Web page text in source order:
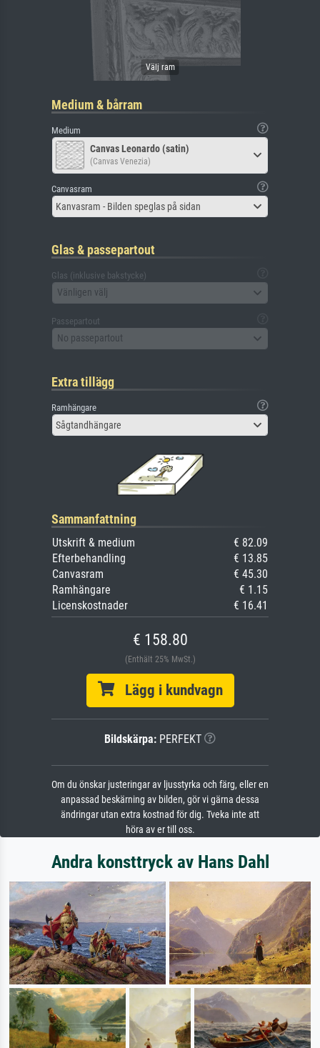
Medium & bårram
Medium
Canvas Leonardo (satin)
(Canvas Venezia)
Canvasram
Kanvasram - Bilden speglas på sidan
Glas & passepartout
Glas (inklusive bakstycke)
Vänligen välj
Passepartout
No passepartout
Extra tillägg
Ramhängare
Sågtandhängare
Sammanfattning
Utskrift & medium
€ 82.09
Efterbehandling
€ 13.85
Canvasram
€ 45.30
Ramhängare
€ 1.15
Licenskostnader
€ 16.41
€ 158.80
(Enthält 25% MwSt.)
Lägg i kundvagn
Bildskärpa: PERFEKT
Om du önskar justeringar av ljusstyrka och färg, eller en
anpassad beskärning av bilden, gör vi gärna dessa
ändringar utan extra kostnad för dig. Tveka inte att
höra av er till oss.
Andra konsttryck av Hans Dahl